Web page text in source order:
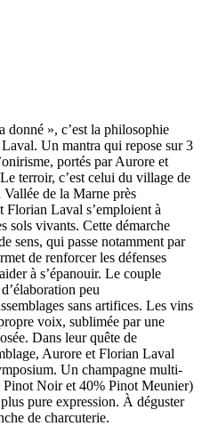
donné », c’est la philosophie
Un mantra qui repose sur 3
portés par Aurore et
terroir, c’est celui du village de
de la Marne près
Florian Laval s’emploient à
sols vivants. Cette démarche
sens, qui passe notamment par
de renforcer les défenses
à s’épanouir. Le couple
peu
sans artifices. Les vins
voix, sublimée par une
Dans leur quête de
Aurore et Florian Laval
Un champagne multi-
Noir et 40% Pinot Meunier)
pure expression. À déguster
de charcuterie.